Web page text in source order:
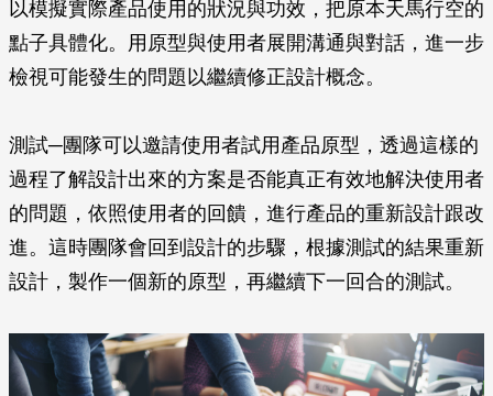
以模擬實際產品使用的狀況與功效，把原本天馬行空的
點子具體化。用原型與使用者展開溝通與對話，進一步
檢視可能發生的問題以繼續修正設計概念。
測試─團隊可以邀請使用者試用產品原型，透過這樣的
過程了解設計出來的方案是否能真正有效地解決使用者
的問題，依照使用者的回饋，進行產品的重新設計跟改
進。這時團隊會回到設計的步驟，根據測試的結果重新
設計，製作一個新的原型，再繼續下一回合的測試。